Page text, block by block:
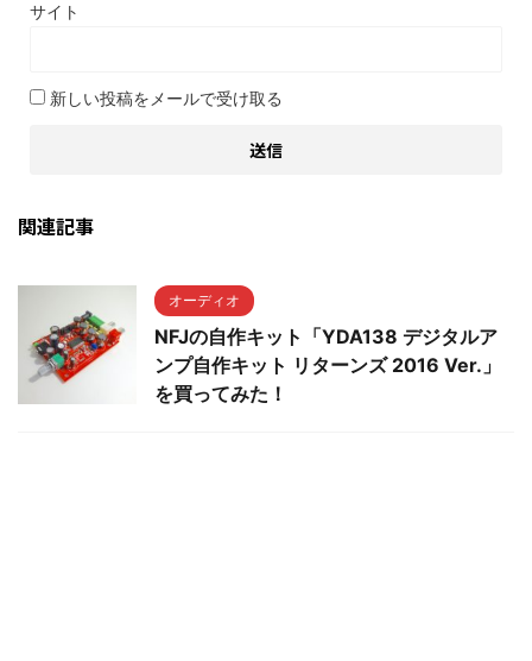
サイト
新しい投稿をメールで受け取る
関連記事
オーディオ
NFJの自作キット「YDA138 デジタルア
ンプ自作キット リターンズ 2016 Ver.」
を買ってみた！